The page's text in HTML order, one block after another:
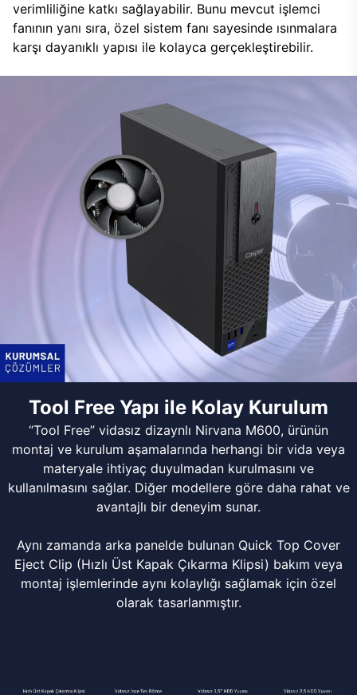
verimliliğine katkı sağlayabilir. Bunu mevcut işlemci
fanının yanı sıra, özel sistem fanı sayesinde ısınmalara
karşı dayanıklı yapısı ile kolayca gerçekleştirebilir.
Tool Free Yapı ile Kolay Kurulum
“Tool Free” vidasız dizaynlı Nirvana M600, ürünün
montaj ve kurulum aşamalarında herhangi bir vida veya
materyale ihtiyaç duyulmadan kurulmasını ve
kullanılmasını sağlar. Diğer modellere göre daha rahat ve
avantajlı bir deneyim sunar.
Aynı zamanda arka panelde bulunan Quick Top Cover
Eject Clip (Hızlı Üst Kapak Çıkarma Klipsi) bakım veya
montaj işlemlerinde aynı kolaylığı sağlamak için özel
olarak tasarlanmıştır.